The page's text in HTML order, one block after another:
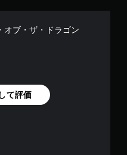
オブ・ザ・ドラゴン
て評価